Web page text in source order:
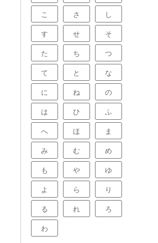
こ さ し
す せ そ
た ち つ
て と な
に ね の
は ひ ふ
へ ほ ま
み む め
も や ゆ
よ ら り
る れ ろ
わ